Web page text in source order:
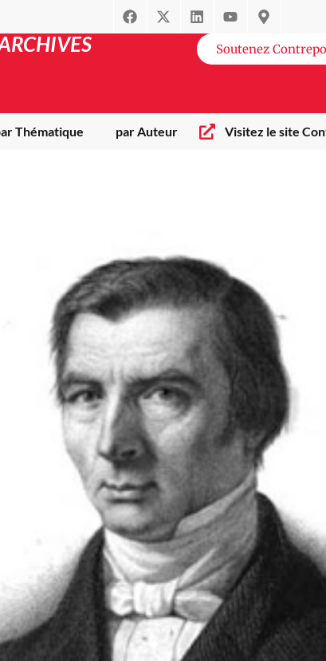
Soutenez
Thématique par Auteur Visitez le site